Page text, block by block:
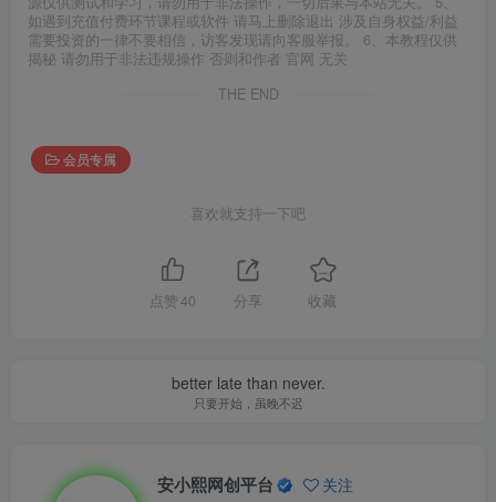
如遇到充值付费环节课程或软件 请马上删除退出 涉及自身权益/利益
需要投资的一律不要相信，访客发现请向客服举报。 6、本教程仅供
揭秘 请勿用于非法违规操作 否则和作者 官网 无关
THE END
会员专属
喜欢就支持一下吧
点赞 40 分享 收藏
better late than never.
只要开始，虽晚不迟
安小熙网创平台 关注